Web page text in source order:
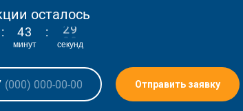
Отправить заявку
: 43
минут
: 29
8
секунд
осталось